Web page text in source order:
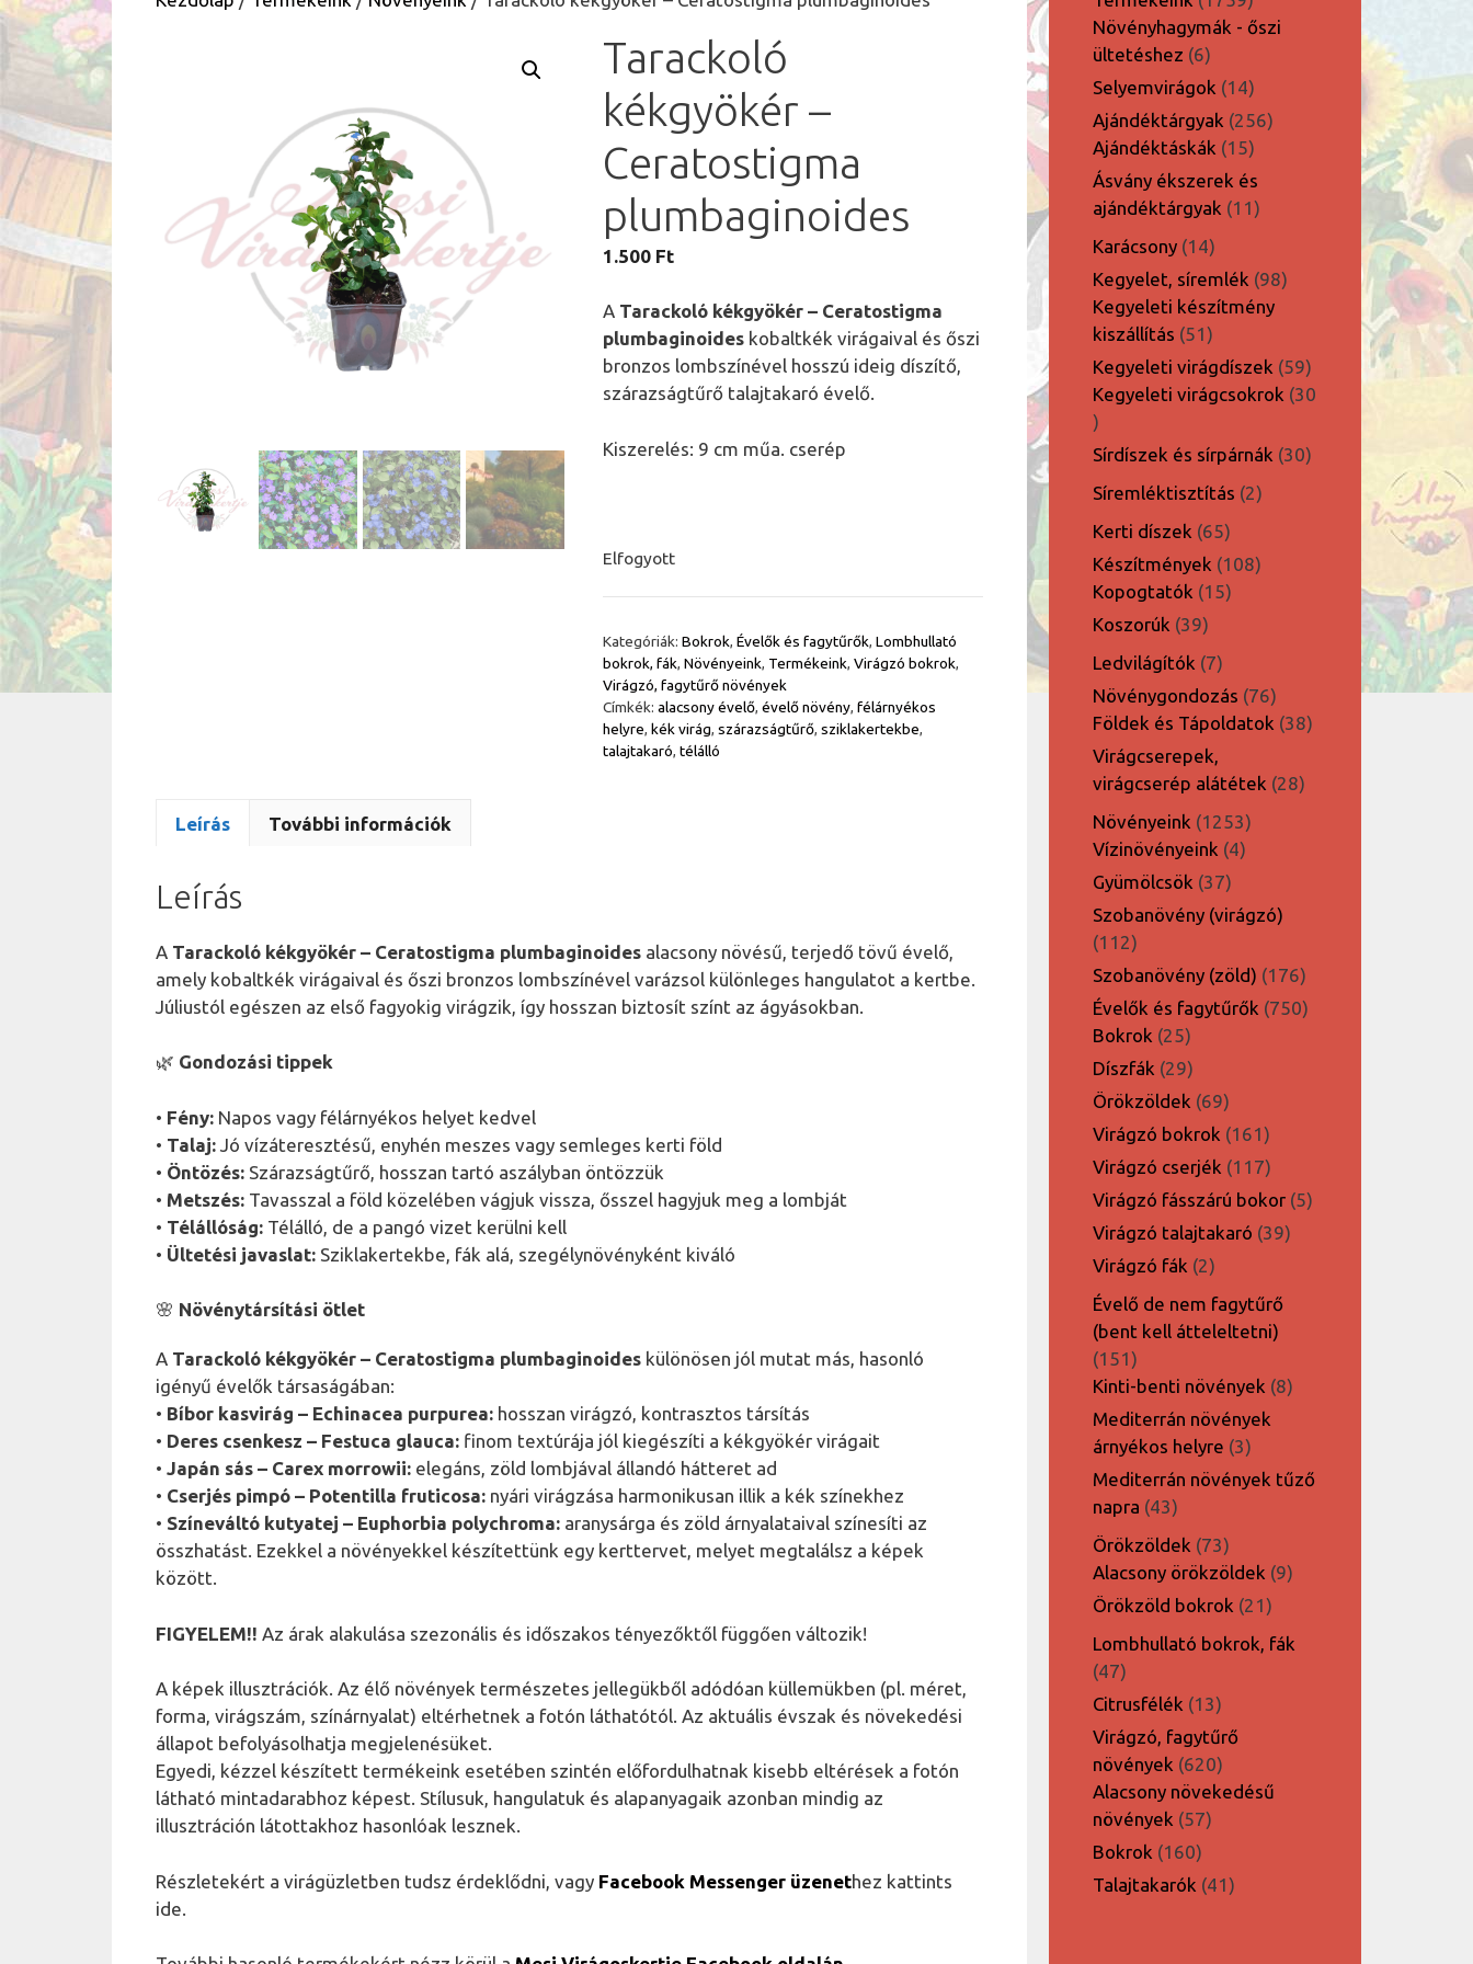
Tarackoló
kékgyökér –
Ceratostigma
plumbaginoides
1.500 Ft
A Tarackoló kékgyökér – Ceratostigma
plumbaginoideskobaltkék virágaival és őszi
bronzos lombszínével hosszú ideig díszítő,
szárazságtűrő talajtakaró évelő.
Kiszerelés: 9 cm műa. cserép
Elfogyott
Kategóriák: Bokrok, Évelők és fagytűrők, Lombhullató
bokrok, fák, Növényeink, Termékeink, Virágzó bokrok,
Virágzó, fagytűrő növények
Címkék: alacsony évelő, évelő növény, félárnyékos
helyre, kék virág, szárazságtűrő, sziklakertekbe,
talajtakaró, télálló
Leírás További információk
Leírás
A Tarackoló kékgyökér – Ceratostigma plumbaginoides alacsony növésű, terjedő tövű évelő,
amely kobaltkék virágaival és őszi bronzos lombszínével varázsol különleges hangulatot a kertbe.
Júliustól egészen az első fagyokig virágzik, így hosszan biztosít színt az ágyásokban.
🌿 Gondozási tippek
• Fény: Napos vagy félárnyékos helyet kedvel
• Talaj: Jó vízáteresztésű, enyhén meszes vagy semleges kerti föld
• Öntözés: Szárazságtűrő, hosszan tartó aszályban öntözzük
• Metszés: Tavasszal a föld közelében vágjuk vissza, ősszel hagyjuk meg a lombját
• Télállóság: Télálló, de a pangó vizet kerülni kell
• Ültetési javaslat: Sziklakertekbe, fák alá, szegélynövényként kiváló
🌸 Növénytársítási ötlet
A Tarackoló kékgyökér – Ceratostigma plumbaginoides különösen jól mutat más, hasonló
igényű évelők társaságában:
• Bíbor kasvirág – Echinacea purpurea: hosszan virágzó, kontrasztos társítás
• Deres csenkesz – Festuca glauca: finom textúrája jól kiegészíti a kékgyökér virágait
• Japán sás – Carex morrowii: elegáns, zöld lombjával állandó hátteret ad
• Cserjés pimpó – Potentilla fruticosa: nyári virágzása harmonikusan illik a kék színekhez
• Színeváltó kutyatej – Euphorbia polychroma: aranysárga és zöld árnyalataival színesíti az
összhatást. Ezekkel a növényekkel készítettünk egy kerttervet, melyet megtalálsz a képek
között.
FIGYELEM!! Az árak alakulása szezonális és időszakos tényezőktől függően változik!
A képek illusztrációk. Az élő növények természetes jellegükből adódóan küllemükben (pl. méret,
forma, virágszám, színárnyalat) eltérhetnek a fotón láthatótól. Az aktuális évszak és növekedési
állapot befolyásolhatja megjelenésüket.
Egyedi, kézzel készített termékeink esetében szintén előfordulhatnak kisebb eltérések a fotón
látható mintadarabhoz képest. Stílusuk, hangulatuk és alapanyagaik azonban mindig az
illusztráción látottakhoz hasonlóak lesznek.
Részletekért a virágüzletben tudsz érdeklődni, vagy Facebook Messenger üzenethez kattints
ide.
termék
Növényhagymák - őszi
ültetéshez 66
termék
Selyemvirágok 1414
termék
Ajándéktárgyak 256256
Ajándéktáskák 1515
termék
Ásvány ékszerek és
ajándéktárgyak
1111
Karácsony 1414
termék
Kegyelet, síremlék 9898
Kegyeleti készítmény
kiszállítás 5151
termék
Kegyeleti virágdíszek 5959
termék
Kegyeleti virágcsokrok 30
30
termék
Sírdíszek és sírpárnák 3030
Síremléktisztítás 22
Kerti díszek 6565
termék
Készítmények 108108
Kopogtatók 1515
Koszorúk 3939
termék
Ledvilágítók 77
termék
Növénygondozás 7676
termék
Földek és Tápoldatok 3838
Virágcserepek,
virágcserép alátétek 2828
Növényeink 12531253
termék
Vízinövényeink 44
Gyümölcsök 3737
termék
Szobanövény (virágzó)
112112
termék
Szobanövény (zöld) 176176
termék
Évelők és fagytűrők 750750
Bokrok 2525
termék
Díszfák 2929
termék
Örökzöldek 6969
termék
Virágzó bokrok 161161
termék
Virágzó cserjék 117117
termék
Virágzó fásszárú bokor 55
Virágzó talajtakaró 3939
Virágzó fák 22
termék
Évelő de nem fagytűrő
(bent kell átteleltetni)
151151
termék
Kinti-benti növények 88
Mediterrán növények
árnyékos helyre 33
termék
Mediterrán növények tűző
napra 4343
termék
Örökzöldek 7373
termék
Alacsony örökzöldek 99
Örökzöld bokrok 2121
termék
Lombhullató bokrok, fák
4747
termék
Citrusfélék 1313
termék
Virágzó, fagytűrő
növények 620620
termék
Alacsony növekedésű
növények 5757
Bokrok 160160
termék
Talajtakarók 4141